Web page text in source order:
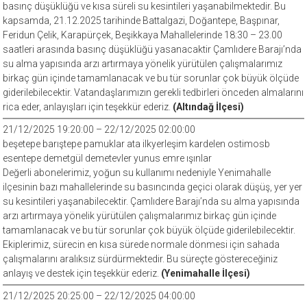
basınç düşüklüğü ve kısa süreli su kesintileri yaşanabilmektedir. Bu
kapsamda, 21.12.2025 tarihinde Battalgazi, Doğantepe, Başpınar,
Feridun Çelik, Karapürçek, Beşikkaya Mahallelerinde 18:30 – 23.00
saatleri arasında basınç düşüklüğü yasanacaktir Çamlıdere Barajı’nda
su alma yapısında arzı artırmaya yönelik yürütülen çalışmalarımız
birkaç gün içinde tamamlanacak ve bu tür sorunlar çok büyük ölçüde
giderilebilecektir. Vatandaşlarımızın gerekli tedbirleri önceden almalarını
rica eder, anlayışları için teşekkür ederiz. (Altındağ İlçesi)
21/12/2025 19:20:00 – 22/12/2025 02:00:00
beşetepe barıştepe pamuklar ata ilkyerleşim kardelen ostimosb
esentepe demetgül demetevler yunus emre ışınlar
Değerli abonelerimiz, yoğun su kullanımı nedeniyle Yenimahalle
ilçesinin bazı mahallelerinde su basıncında geçici olarak düşüş, yer yer
su kesintileri yaşanabilecektir. Çamlıdere Barajı’nda su alma yapısında
arzı artırmaya yönelik yürütülen çalışmalarımız birkaç gün içinde
tamamlanacak ve bu tür sorunlar çok büyük ölçüde giderilebilecektir.
Ekiplerimiz, sürecin en kısa sürede normale dönmesi için sahada
çalışmalarını aralıksız sürdürmektedir. Bu süreçte göstereceğiniz
anlayış ve destek için teşekkür ederiz. (Yenimahalle İlçesi)
21/12/2025 20:25:00 – 22/12/2025 04:00:00